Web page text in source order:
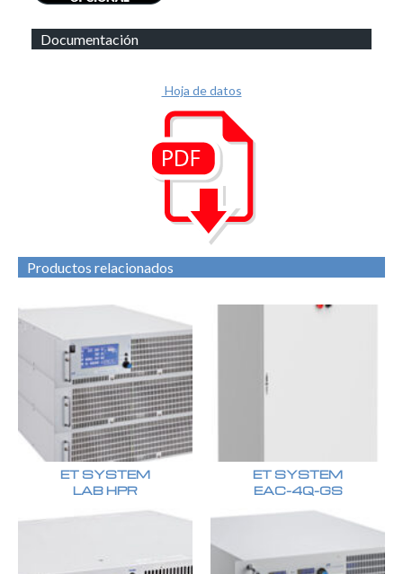
Documentación
Hoja de datos
Productos relacionados
ET SYSTEM
LAB HPR
ET SYSTEM
EAC-4Q-GS